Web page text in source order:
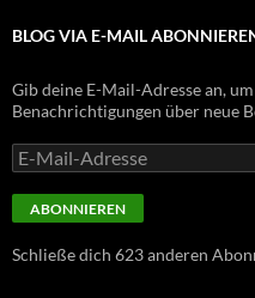
BLOG VIA E-MAIL
Gib deine E-Mail-Adresse an,
Benachrichtigungen über neue
E-
Mail-
Adresse
ABONNIEREN
Schließe dich 623 anderen